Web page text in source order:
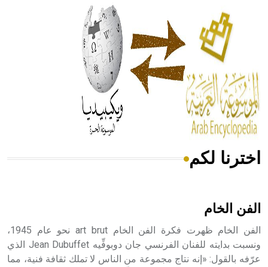
الحكم، الأدلة، تنظيم التغذية، ورسالته في جروح الرأس. ويعود
له الفضل بأنه حرر الطب من الدين والفلسفة.
- هل تعلم أن المرجان إفراز حيواني يتكون في البحر ويتركب
من مادة كربونات الكلسيوم، وهو أحمر أو شديد الحمرة وهو
أجود أنواعه، ويمتاز بكبر الحجم ويسمى الش
هل تعلم أن الأبسيد كلمة فرنسية اللفظ تم اعتمادها مصطلحاً
- هل تعلم أن أبجر Abgar اسم معروف جيداً يعود إلى عدد من
اخترنا لكم
الفن الخام
الفن الخام ظهرت فكرة الفن الخام art brut نحو عام 1945،
ونسبت بدايته للفنان الفرنسي جان دوبوفِّيه Jean Dubuffet الذي
عرّفه بالقول: «إنه نتاج مجموعة من الناس لا تملك ثقافة فنية، مما